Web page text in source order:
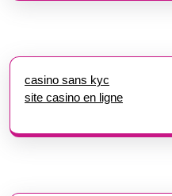
casino sans kyc
site casino en ligne